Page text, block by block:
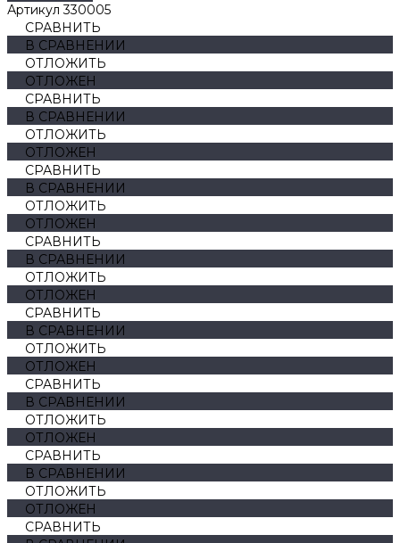
Артикул330005
СРАВНИТЬ
В СРАВНЕНИИ
ОТЛОЖИТЬ
ОТЛОЖЕН
СРАВНИТЬ
В СРАВНЕНИИ
ОТЛОЖИТЬ
ОТЛОЖЕН
СРАВНИТЬ
В СРАВНЕНИИ
ОТЛОЖИТЬ
ОТЛОЖЕН
СРАВНИТЬ
В СРАВНЕНИИ
ОТЛОЖИТЬ
ОТЛОЖЕН
СРАВНИТЬ
В СРАВНЕНИИ
ОТЛОЖИТЬ
ОТЛОЖЕН
СРАВНИТЬ
В СРАВНЕНИИ
ОТЛОЖИТЬ
ОТЛОЖЕН
СРАВНИТЬ
В СРАВНЕНИИ
ОТЛОЖИТЬ
ОТЛОЖЕН
СРАВНИТЬ